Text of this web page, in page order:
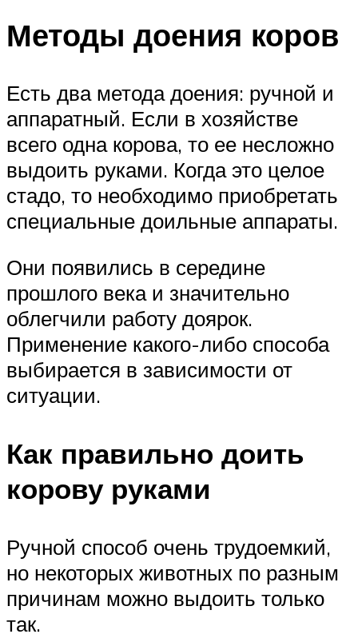
Методы доения коров
Есть два метода доения: ручной и
аппаратный. Если в хозяйстве
всего одна корова, то ее несложно
выдоить руками. Когда это целое
стадо, то необходимо приобретать
специальные доильные аппараты.
Они появились в середине
прошлого века и значительно
облегчили работу доярок.
Применение какого-либо способа
выбирается в зависимости от
ситуации.
Как правильно доить
корову руками
Ручной способ очень трудоемкий,
но некоторых животных по разным
причинам можно выдоить только
так.